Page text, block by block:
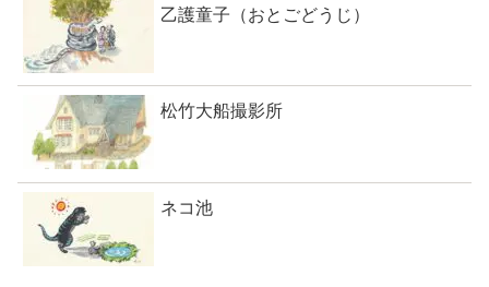
乙護童子（おとごどうじ）
松竹大船撮影所
ネコ池